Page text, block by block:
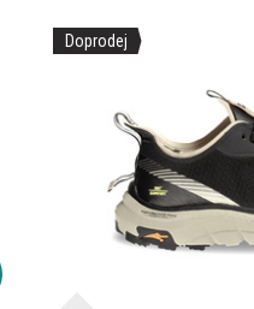
Doprodej